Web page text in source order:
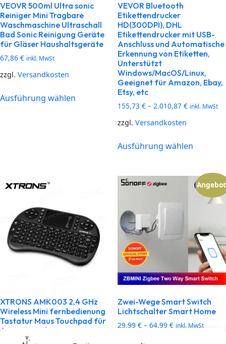
VEOVR 500ml Ultra sonic
Reiniger Mini Tragbare
Waschmaschine Ultraschall
Bad Sonic Reinigung Geräte
für Gläser Haushaltsgeräte
67,86 € inkl. MwSt
zzgl. Versandkosten
Ausführung wählen
VEVOR Bluetooth
Etikettendrucker
HD(300DPI), DHL
Etikettendrucker mit USB-
Anschluss und Automatische
Erkennung von Etiketten,
Unterstützt
Windows/MacOS/Linux,
Geeignet für Amazon, Ebay,
Etsy, etc
155,73 €– 2.010,87 € inkl. MwSt
zzgl. Versandkosten
Ausführung wählen
XTRONS AMK003 2,4 GHz
Wireless Mini fernbedienung
Tastatur Maus Touchpad für
Auto PC Pad Laptop XBOX,
360 PS3 TV Box
Zwei-Wege Smart Switch
Lichtschalter Smart Home
29,99 €– 64,99 € inkl. MwSt
Versandkosten